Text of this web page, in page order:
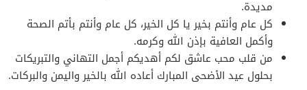
مديدة.
كل عام وأنتم بخير يا كل الخير، كل عام وأنتم بأتم الصحة
وأكمل العافية بإذن الله وكرمه.
من قلب محب عاشق لكم أهديكم أجمل التهاني والتبريكات
بحلول عيد الأضحى المبارك أعاده الله بالخير واليمن والبركات.